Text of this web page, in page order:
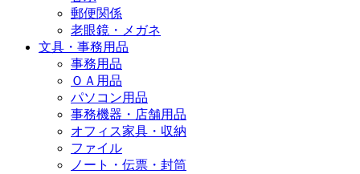
郵便関係
老眼鏡・メガネ
文具・事務用品
事務用品
ＯＡ用品
パソコン用品
事務機器・店舗用品
オフィス家具・収納
ファイル
ノート・伝票・封筒